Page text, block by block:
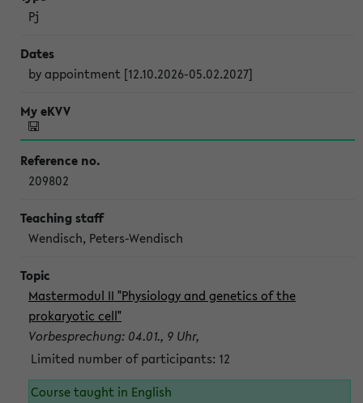
Pj
by appointment [12.10.2026-05.02.2027]
209802
Wendisch, Peters-Wendisch
Mastermodul II "Physiology and genetics of the
prokaryotic cell"
Vorbesprechung: 04.01., 9 Uhr,
Limited number of participants: 12
Course taught in English